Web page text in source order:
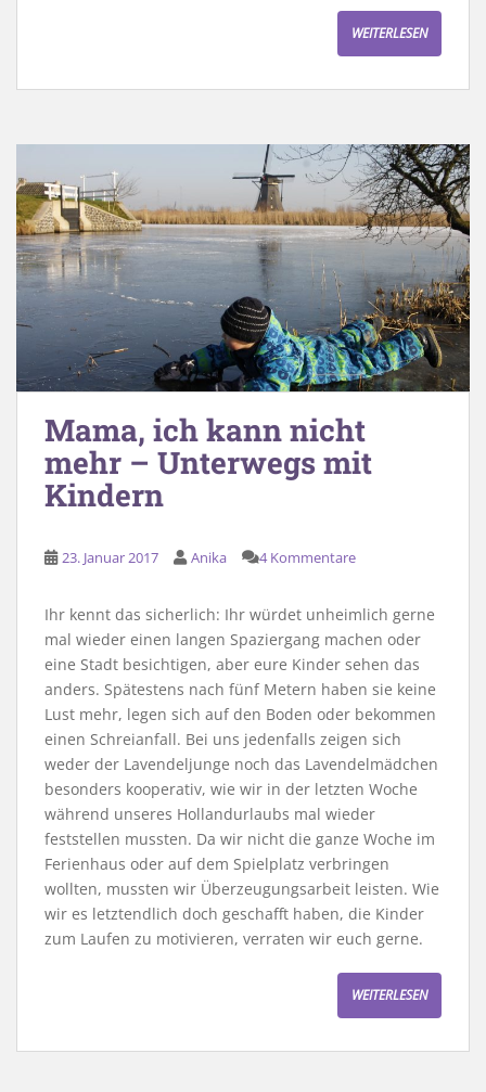
WEITERLESEN
Mama, ich kann nicht
mehr – Unterwegs mit
Kindern
23. Januar 2017 Anika 4 Kommentare
Ihr kennt das sicherlich: Ihr würdet unheimlich gerne
mal wieder einen langen Spaziergang machen oder
eine Stadt besichtigen, aber eure Kinder sehen das
anders. Spätestens nach fünf Metern haben sie keine
Lust mehr, legen sich auf den Boden oder bekommen
einen Schreianfall. Bei uns jedenfalls zeigen sich
weder der Lavendeljunge noch das Lavendelmädchen
besonders kooperativ, wie wir in der letzten Woche
während unseres Hollandurlaubs mal wieder
feststellen mussten. Da wir nicht die ganze Woche im
Ferienhaus oder auf dem Spielplatz verbringen
wollten, mussten wir Überzeugungsarbeit leisten. Wie
wir es letztendlich doch geschafft haben, die Kinder
zum Laufen zu motivieren, verraten wir euch gerne.
WEITERLESEN